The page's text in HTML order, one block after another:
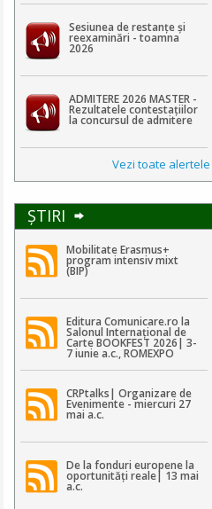
Sesiunea de restanțe și
reexaminări - toamna
2026
ADMITERE 2026 MASTER -
Rezultatele contestaţiilor
la concursul de admitere
Vezi toate alertele
ŞTIRI
Mobilitate Erasmus+
program intensiv mixt
(BIP)
Editura Comunicare.ro la
Salonul Internațional de
Carte BOOKFEST 2026| 3-
7 iunie a.c., ROMEXPO
CRPtalks| Organizare de
Evenimente - miercuri 27
mai a.c.
De la fonduri europene la
oportunități reale| 13 mai
a.c.